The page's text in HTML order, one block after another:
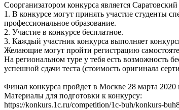
Соорганизатором конкурса является
1. В конкурсе могут принять участие студенты
профессиональное образование.
2. Участие в конкурсе бесплатное.
3. Каждый участник конкурса выполняет
Желающие могут пройти регистрацию
На региональном туре у тебя есть возможность
успешной сдачи теста (стоимость оригинала
Финал конкурса пройдет в Москве 28 марта 2020
Материалы для подготовки к конкурсу:
https://konkurs.1c.ru/competition/1c-buh/konkurs-